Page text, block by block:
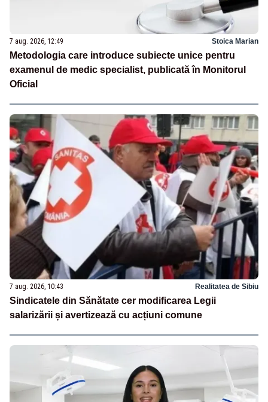
7 aug. 2026, 12:49 Stoica Marian
Metodologia care introduce subiecte unice pentru
examenul de medic specialist, publicată în Monitorul
Oficial
7 aug. 2026, 10:43 Realitatea de Sibiu
Sindicatele din Sănătate cer modificarea Legii
salarizării și avertizează cu acțiuni comune